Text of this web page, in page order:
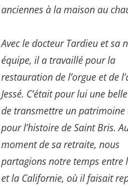
anciennes à la maison au
Avec le docteur Tardieu et sa
équipe, il a travaillé pour la
restauration de l’orgue et de
Jessé. C’était pour lui une
de transmettre un patrimoine
pour l’histoire de Saint Bris.
moment de sa retraite, nous
partagions notre temps entre
et la Californie, où il faisait